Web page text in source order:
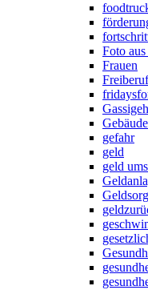
Foto
Frauen
gefahr
geld
geld